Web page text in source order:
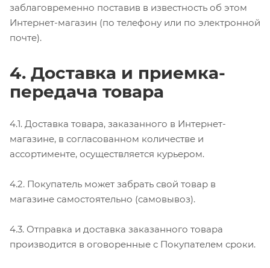
заблаговременно поставив в известность об этом
Интернет-магазин (по телефону или по электронной
почте).
4. Доставка и приемка-
передача товара
4.1. Доставка товара, заказанного в Интернет-
магазине, в согласованном количестве и
ассортименте, осуществляется курьером.
4.2. Покупатель может забрать свой товар в
магазине самостоятельно (самовывоз).
4.3. Отправка и доставка заказанного товара
производится в оговоренные с Покупателем сроки.